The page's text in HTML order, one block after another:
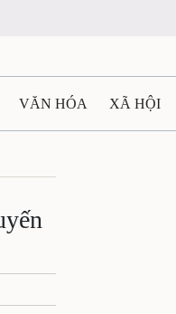
VĂN HÓA XÃ HỘI
THÔNG TIN - QUẢNG CÁO